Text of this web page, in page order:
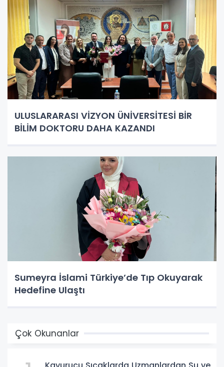
ULUSLARARASI VİZYON ÜNİVERSİTESİ BİR
BİLİM DOKTORU DAHA KAZANDI
Sumeyra İslami Türkiye’de Tıp Okuyarak
Hedefine Ulaştı
Çok Okunanlar